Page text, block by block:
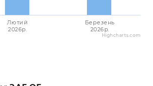
Лютий
2026p.
Березень
2026p.
Highcharts.com